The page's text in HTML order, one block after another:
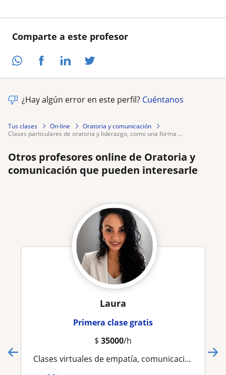
Comparte a este profesor
¿Hay algún error en este perfil? Cuéntanos
Tus clases On-line
Oratoria y comunicación
clases particulares de oratoria y liderazgo, como una forma ...
Otros profesores online de Oratoria y
comunicación que pueden interesarle
Laura
Primera clase gratis
$ 35000/h
Clases virtuales de empatía, comunicación y habilidades sociales para todas las edades